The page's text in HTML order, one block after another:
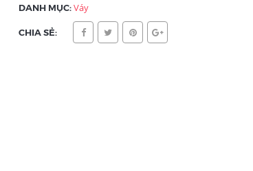
DANH MỤC:Váy
CHIA SẺ: